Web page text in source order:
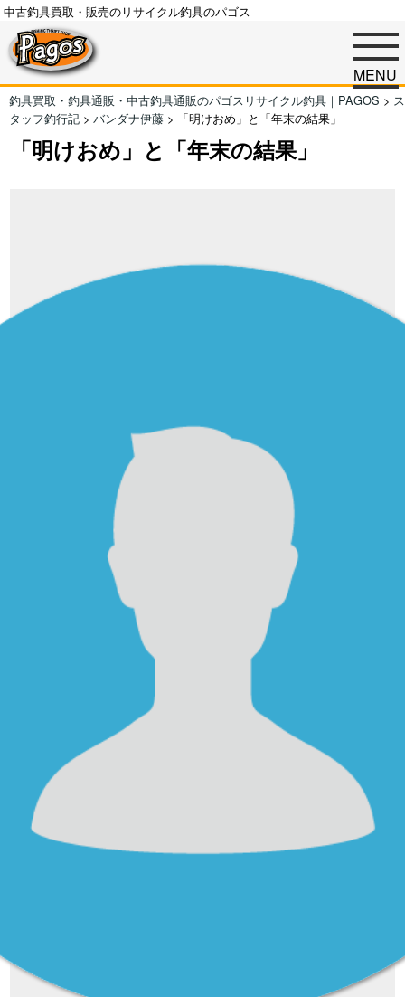
中古釣具買取・販売のリサイクル釣具のパゴス
MENU
釣具買取・釣具通販・中古釣具通販のパゴスリサイクル釣具｜PAGOS > ス
タッフ釣行記 > バンダナ伊藤 > 「明けおめ」と「年末の結果」
「明けおめ」と「年末の結果」